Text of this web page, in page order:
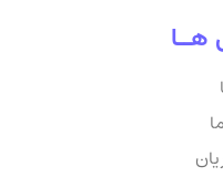
هــا